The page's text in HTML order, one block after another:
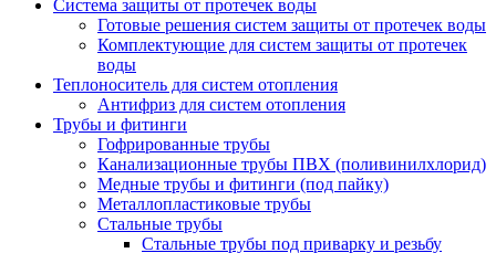
Система защиты от протечек воды
Готовые решения систем защиты от протечек воды
Комплектующие для систем защиты от протечек
воды
Теплоноситель для систем отопления
Антифриз для систем отопления
Трубы и фитинги
Гофрированные трубы
Канализационные трубы ПВХ (поливинилхлорид)
Медные трубы и фитинги (под пайку)
Металлопластиковые трубы
Стальные трубы
Стальные трубы под приварку и резьбу